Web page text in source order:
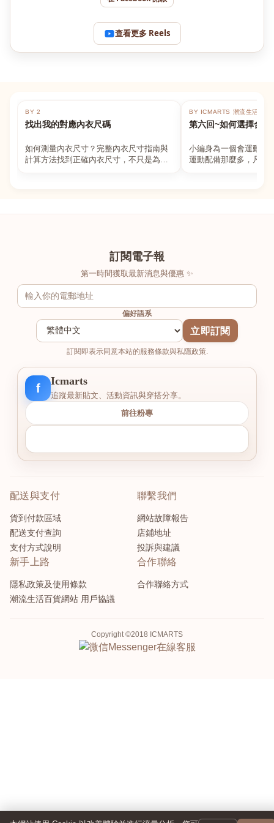
查看更多 Reels
BY 2
找出我的對應內衣尺碼
如何測量內衣尺寸？完整內衣尺寸指南與
計算方法找到正確內衣尺寸，不只是為了
BY ICMARTS 潮流生活百貨
第六回~如何選擇合適
小編身為一個會運動的
運動配備那麼多，凡舉
訂閱電子報
第一時間獲取最新消息與優惠 ✨
偏好語系
立即訂閱
訂閱即表示同意本站的服務條款與私隱政策.
f
Icmarts
追蹤最新貼文、活動資訊與穿搭分享。
前往粉專
配送與支付
貨到付款區域
配送支付查詢
支付方式說明
聯繫我們
網站故障報告
店鋪地址
投訴與建議
新手上路
隱私政策及使用條款
潮流生活百貨網站 用戶協議
合作聯絡
合作聯絡方式
Copyright ©2018 ICMARTS
Messenger在線客服